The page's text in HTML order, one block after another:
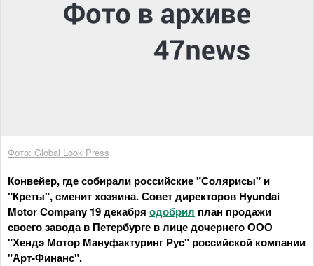
Фото: Global Look Press
Конвейер, где собирали российские "Солярисы" и
"Креты", сменит хозяина. Совет директоров Hyundai
Motor Company 19 декабря одобрил план продажи
своего завода в Петербурге в лице дочернего ООО
"Хендэ Мотор Мануфактуринг Рус" российской компании
"Арт-Финанс".